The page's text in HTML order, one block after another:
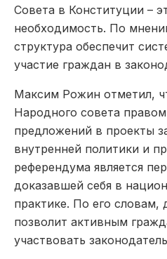
Совета в Конституции –
необходимость. По
структура обеспечит
участие граждан в
Максим Рожин отметил,
Народного совета
предложений в проекты
внутренней политики и
референдума является
доказавшей себя в
практике. По его словам,
позволит активным
участвовать